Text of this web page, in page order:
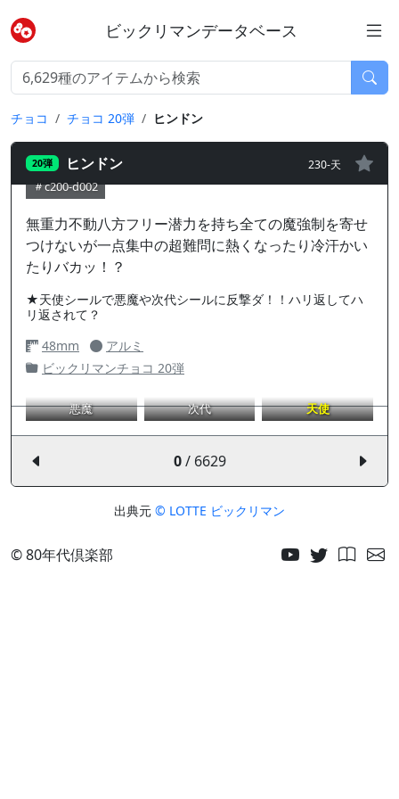
ビックリマンデータベース
チョコ チョコ 20弾 ヒンドン
20弾 ヒンドン 230-天
c200-d002
無重力不動八方フリー潜力を持ち全ての魔強制を寄せ
つけないが一点集中の超難問に熱くなったり冷汗かい
たりバカッ！？
★天使シールで悪魔や次代シールに反撃ダ！！ハリ返してハ
リ返されて？
48mm
アルミ
ビックリマンチョコ 20弾
悪魔 次代 天使
0/ 6629
出典元 © LOTTE ビックリマン
© 80年代倶楽部